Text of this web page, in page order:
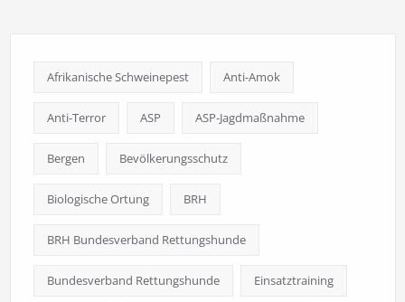
Afrikanische Schweinepest Anti-Amok
Anti-Terror ASP ASP-Jagdmaßnahme
Bergen Bevölkerungsschutz
Biologische Ortung BRH
BRH Bundesverband Rettungshunde
Bundesverband Rettungshunde Einsatztraining